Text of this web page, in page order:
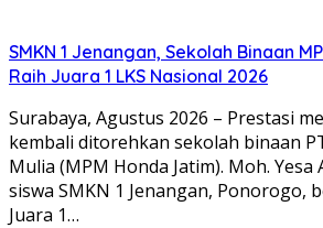
SMKN 1 Jenangan, Sekolah Binaan
Raih Juara 1 LKS Nasional 2026
Surabaya, Agustus 2026 – Prestasi
kembali ditorehkan sekolah binaan
Mulia (MPM Honda Jatim). Moh. Yesa
siswa SMKN 1 Jenangan, Ponorogo,
Juara 1…